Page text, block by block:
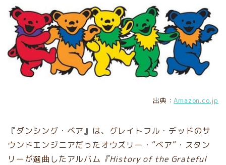
出典：Amazon.co.jp
『ダンシング・ベア』は、グレイトフル・デッドのサ
ウンドエンジニアだったオウズリー・”ベア”・スタン
リーが選曲したアルバム 『History of the Grateful